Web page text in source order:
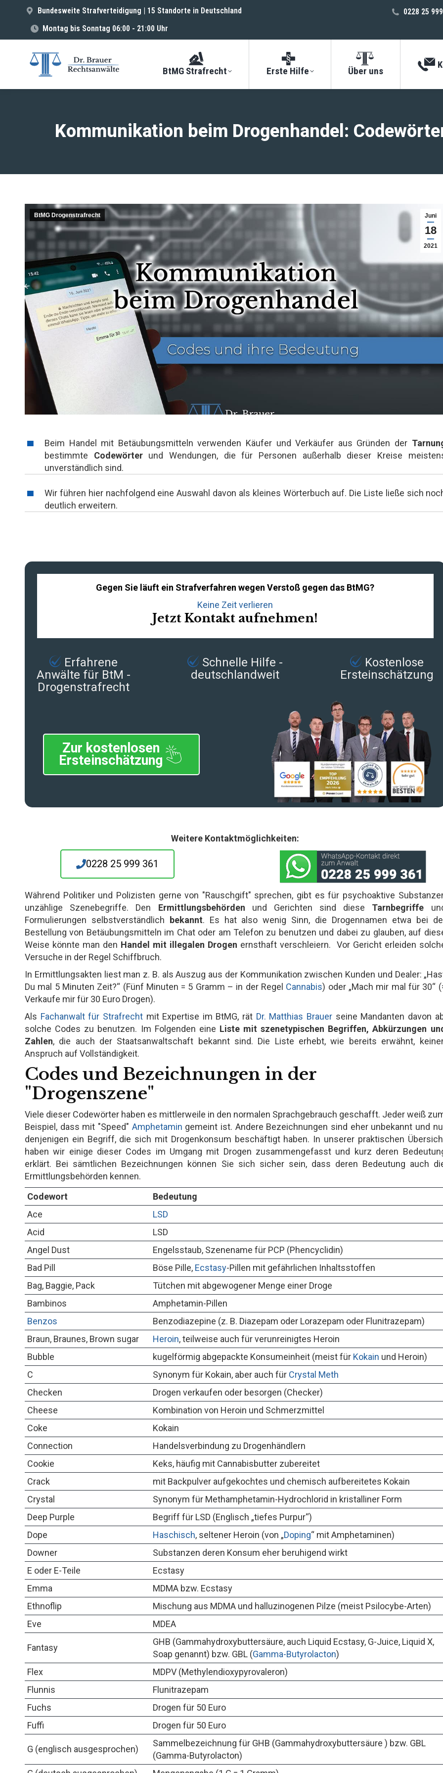
Bundesweite Strafverteidigung | 15 Standorte in Deutschland
Montag bis Sonntag 06:00 - 21:00 Uhr
0228 25
BtMG Strafrecht Erste Hilfe Über uns
Kommunikation beim Drogenhandel:
Juni
18
2021
BtMG Drogenstrafrecht
Beim Handel mit Betäubungsmitteln verwenden Käufer und Verkäufer aus Gründen der
bestimmte Codewörterund Wendungen, die für Personen außerhalb dieser Kreise
unverständlich sind.
Wir führen hier nachfolgend eine Auswahl davon als kleines Wörterbuch auf. Die Liste ließe sich
deutlich erweitern.
Gegen Sie läuft ein Strafverfahren wegen Verstoß gegen das BtMG?
Keine Zeit verlieren
Jetzt Kontakt aufnehmen!
Erfahrene
Anwälte für BtM -
Drogenstrafrecht
Schnelle Hilfe -
deutschlandweit
Kostenlose
Ersteinschätzung
Zur kostenlosen
Ersteinschätzung
Weitere Kontaktmöglichkeiten:
0228 25 999 361
Während Politiker und Polizisten gerne von "Rauschgift" sprechen, gibt es für psychoaktive
unzählige Szenebegriffe. Den Ermittlungsbehörden und Gerichten sind diese Tarnbegriffe
Formulierungen selbstverständlich
bekannt. Es hat also wenig Sinn, die Drogennamen etwa bei
Bestellung von Betäubungsmitteln im Chat oder am Telefon zu benutzen und dabei zu glauben, auf
Weise könnte man den Handel mit illegalen Drogen ernsthaft verschleiern. Vor Gericht erleiden
Versuche in der Regel Schiffbruch.
In Ermittlungsakten liest man z. B. als Auszug aus der Kommunikation zwischen Kunden und Dealer:
Du mal 5 Minuten Zeit?“ (Fünf Minuten = 5 Gramm – in der Regel Cannabis) oder „Mach mir mal für 30“
Verkaufe mir für 30 Euro Drogen).
Als Fachanwalt für Strafrechtmit Expertise im BtMG, rät Dr. Matthias Brauer seine Mandanten davon
solche Codes zu benutzen. Im Folgenden eine Liste mit szenetypischen Begriffen, Abkürzungen
Zahlen, die auch der Staatsanwaltschaft bekannt sind. Die Liste erhebt, wie bereits erwähnt,
Anspruch auf Vollständigkeit.
Codes und Bezeichnungen in der
"Drogenszene"
Viele dieser Codewörter haben es mittlerweile in den normalen Sprachgebrauch geschafft. Jeder weiß
Beispiel, dass mit "Speed" Amphetamin gemeint ist. Andere Bezeichnungen sind eher unbekannt und
denjenigen ein Begriff, die sich mit Drogenkonsum beschäftigt haben. In unserer praktischen
haben wir einige dieser Codes im Umgang mit Drogen zusammengefasst und kurz deren
erklärt. Bei sämtlichen Bezeichnungen können Sie sich sicher sein, dass deren Bedeutung auch
Ermittlungsbehörden kennen.
Codewort
Bedeutung
Ace
LSD
Acid
LSD
Angel Dust
Engelsstaub, Szenename für PCP (Phencyclidin)
Bad Pill
Böse Pille, Ecstasy-Pillen mit gefährlichen Inhaltsstoffen
Bag, Baggie, Pack
Tütchen mit abgewogener Menge einer Droge
Bambinos
Amphetamin-Pillen
Benzos
Benzodiazepine (z. B. Diazepam oder Lorazepam oder Flunitrazepam)
Braun, Braunes, Brown sugar
Heroin, teilweise auch für verunreinigtes Heroin
Bubble
kugelförmig abgepackte Konsumeinheit (meist für Kokain und Heroin)
C
Synonym für Kokain, aber auch für Crystal Meth
Checken
Drogen verkaufen oder besorgen (Checker)
Cheese
Kombination von Heroin und Schmerzmittel
Coke
Kokain
Connection
Handelsverbindung zu Drogenhändlern
Cookie
Keks, häufig mit Cannabisbutter zubereitet
Crack
mit Backpulver aufgekochtes und chemisch aufbereitetes Kokain
Crystal
Synonym für Methamphetamin-Hydrochlorid in kristalliner Form
Deep Purple
Begriff für LSD (Englisch „tiefes Purpur“)
Dope
Haschisch, seltener Heroin (von „Doping“ mit Amphetaminen)
Downer
Substanzen deren Konsum eher beruhigend wirkt
E oder E-Teile
Ecstasy
Emma
MDMA bzw. Ecstasy
Ethnoflip
Mischung aus MDMA und halluzinogenen Pilze (meist Psilocybe-Arten)
Eve
MDEA
Fantasy
GHB (Gammahydroxybuttersäure, auch Liquid Ecstasy, G-Juice, Liquid X,
Soap genannt) bzw. GBL (Gamma-Butyrolacton)
Flex
MDPV (Methylendioxypyrovaleron)
Flunnis
Flunitrazepam
Fuchs
Drogen für 50 Euro
Fuffi
Drogen für 50 Euro
G (englisch ausgesprochen)
Sammelbezeichnung für GHB (Gammahydroxybuttersäure ) bzw. GBL
(Gamma-Butyrolacton)